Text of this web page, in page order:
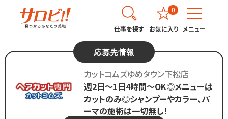
仕事を探す お気に入り
0
メニュー
応募先情報
カットコムズゆめタウン下松店
週2日～1日4時間～OK◎メニューは
カットのみ◎シャンプーやカラー、パ
ーマの施術は一切無し！